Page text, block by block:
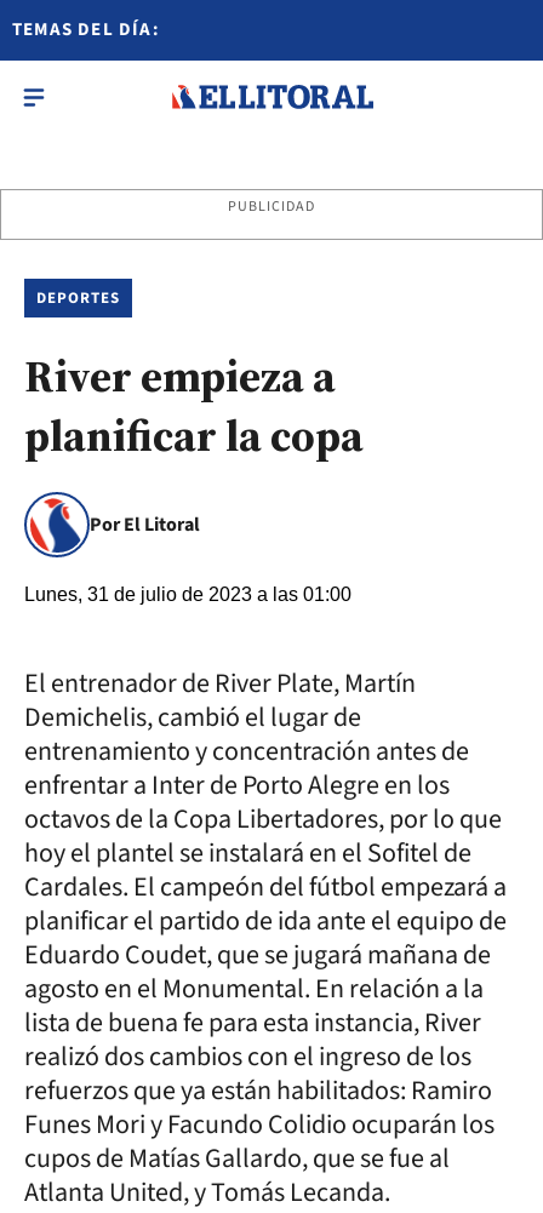
TEMAS DEL DÍA:
PUBLICIDAD
DEPORTES
River empieza a
planificar la copa
Por El Litoral
Lunes, 31 de julio de 2023 a las 01:00
El entrenador de River Plate, Martín
Demichelis, cambió el lugar de
entrenamiento y concentración antes de
enfrentar a Inter de Porto Alegre en los
octavos de la Copa Libertadores, por lo que
hoy el plantel se instalará en el Sofitel de
Cardales. El campeón del fútbol empezará a
planificar el partido de ida ante el equipo de
Eduardo Coudet, que se jugará mañana de
agosto en el Monumental. En relación a la
lista de buena fe para esta instancia, River
realizó dos cambios con el ingreso de los
refuerzos que ya están habilitados: Ramiro
Funes Mori y Facundo Colidio ocuparán los
cupos de Matías Gallardo, que se fue al
Atlanta United, y Tomás Lecanda.